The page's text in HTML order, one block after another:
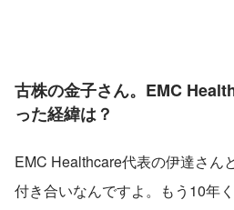
古株の金子さん。EMC
った経緯は？
EMC Healthcare代表の伊達さん
付き合いなんですよ。もう10年